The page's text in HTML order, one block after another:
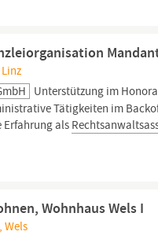
Unterstützung im
Tätigkeiten im
Erfahrung als
Wohnhaus Wels I
Wels